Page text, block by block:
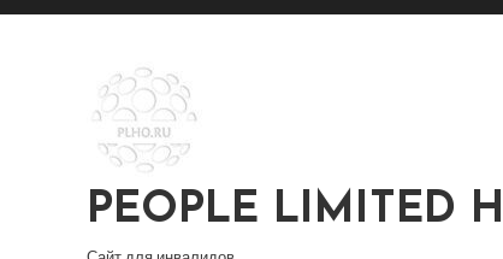
Перейти
содержимому
PEOPLE LIMITED